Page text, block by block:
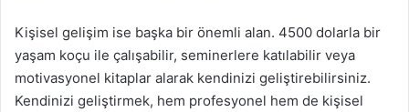
Kişisel gelişim ise başka bir önemli alan. 4500 dolarla bir
yaşam koçu ile çalışabilir, seminerlere katılabilir veya
motivasyonel kitaplar alarak kendinizi geliştirebilirsiniz.
Kendinizi geliştirmek, hem profesyonel hem de kişisel